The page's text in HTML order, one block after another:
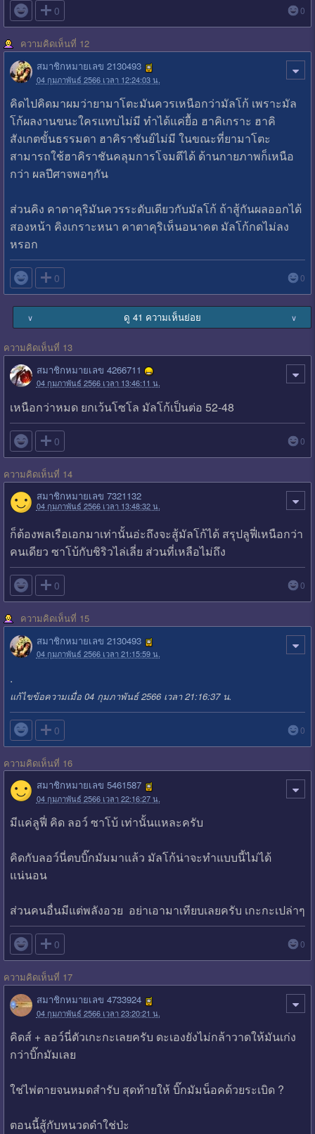
 0 0
ความคิดเห็นที่ 12
สมาชิกหมายเลข 2130493
04 กุมภาพันธ์ 2566 เวลา 12:24:03 น.
คิดไปคิดมาผมว่ายามาโตะมันควรเหนือกว่ามัลโก้ เพราะมัล
โก้ผลงานขนะใครแทบไม่มี ทำได้แค่ยื้อ ฮาคิเกราะ ฮาคิ
สังเกตขั้นธรรมดา ฮาคิราชันย์ไม่มี ในขณะที่ยามาโตะ
สามารถใช้ฮาคิราชันคลุมการโจมตีได้ ด้านกายภาพก็เหนือ
กว่า ผลปีศาจพอๆกัน
ส่วนคิง คาตาคุริมันควรระดับเดียวกับมัลโก้ ถ้าสู้กันผลออกได้
สองหน้า คิงเกราะหนา คาตาคุริเห็นอนาคต มัลโก้กดไม่ลง
หรอก
 0 0
∨ ดู 41 ความเห็นย่อย ∨
ความคิดเห็นที่ 13
สมาชิกหมายเลข 4266711
04 กุมภาพันธ์ 2566 เวลา 13:46:11 น.
เหนือกว่าหมด ยกเว้นโซโล มัลโก้เป็นต่อ 52-48
 0 0
ความคิดเห็นที่ 14
สมาชิกหมายเลข 7321132
04 กุมภาพันธ์ 2566 เวลา 13:48:32 น.
ก็ต้องพลเรือเอกมาเท่านั้นอ่ะถึงจะสู้มัลโก้ได้ สรุปลูฟี่เหนือกว่า
คนเดียว ซาโบ้กับชิริวไล่เลี่ย ส่วนที่เหลือไม่ถึง
 0 0
ความคิดเห็นที่ 15
สมาชิกหมายเลข 2130493
04 กุมภาพันธ์ 2566 เวลา 21:15:59 น.
.
แก้ไขข้อความเมื่อ 04 กุมภาพันธ์ 2566 เวลา 21:16:37 น.
 0 0
ความคิดเห็นที่ 16
สมาชิกหมายเลข 5461587
04 กุมภาพันธ์ 2566 เวลา 22:16:27 น.
มีแค่ลูฟี่ คิด ลอว์ ซาโบ้ เท่านั้นแหละครับ
คิดกับลอว์นี่ตบบิ๊กมัมมาแล้ว มัลโก้น่าจะทำแบบนี้ไม่ได้
แน่นอน
ส่วนคนอื่นมีแต่พลังอวย อย่าเอามาเทียบเลยครับ เกะกะเปล่าๆ
 0 0
ความคิดเห็นที่ 17
สมาชิกหมายเลข 4733924
04 กุมภาพันธ์ 2566 เวลา 23:20:21 น.
คิดส์ + ลอว์นี่ตัวเกะกะเลยครับ ดะเองยังไม่กล้าวาดให้มันเก่ง
กว่าบิ๊กมัมเลย
ใช่ไพ่ตายจนหมดสำรับ สุดท้ายให้ บิ๊กมัมน็อคด้วยระเบิด ?
ตอนนี้สู้กับหนวดดำใช่ป่ะ